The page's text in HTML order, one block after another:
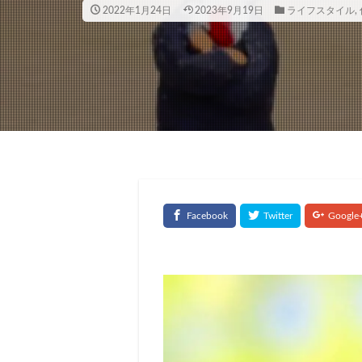
2022年1月24日 2023年9月19日 ライフスタイル,